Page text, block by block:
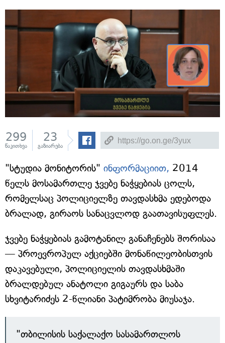
299
წაკითხვა
23
გაზიარება
"სტუდია მონიტორის" ინფორმაციით, 2014
წელს მოსამართლე ჯვებე ნაჭყებიას ცოლს,
რომელსაც პოლიციელზე თავდასხმა ედებოდა
ბრალად, გირაოს სანაცვლოდ გაათავისუფლეს.
ჯვებე ნაჭყებიას გამოტანილ განაჩენებს შორისაა
— პროევროპულ აქციებში მონაწილეობისთვის
დაკავებული, პოლიციელის თავდასხმაში
ბრალდებულ ანატოლი გიგაურს და საბა
სხვიტარიძეს 2-წლიანი პატიმრობა მიუსაჯა.
"თბილისის საქალაქო სასამართლოს